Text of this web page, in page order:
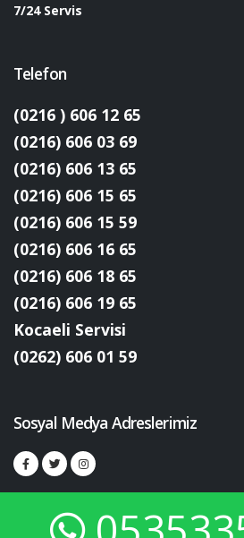
7/24 Servis
Telefon
(0216 ) 606 12 65
(0216) 606 03 69
(0216) 606 13 65
(0216) 606 15 65
(0216) 606 15 59
(0216) 606 16 65
(0216) 606 18 65
(0216) 606 19 65
Kocaeli Servisi
(0262) 606 01 59
Sosyal Medya Adreslerimiz